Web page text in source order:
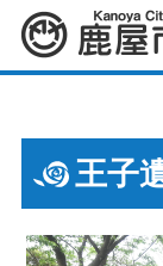
鹿
王子